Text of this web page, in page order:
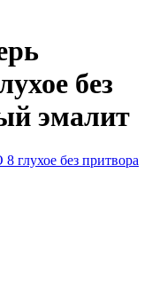
без
эмалит